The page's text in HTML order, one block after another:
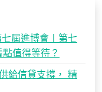
屆進博會丨第七
值得等待？
給信貸支撐， 精